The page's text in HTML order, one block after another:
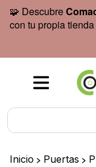
🧩 Descubre
con tu propia
Inicio > Puertas >